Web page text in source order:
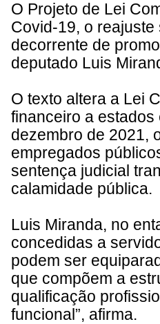
O Projeto de Lei
Covid-19, o
decorrente de
deputado Luis
O texto altera a Lei
financeiro a
dezembro de 2021,
empregados
sentença judicial
calamidade pública.
Luis Miranda, no
concedidas a
podem ser
que compõem a
qualificação
funcional”, afirma.